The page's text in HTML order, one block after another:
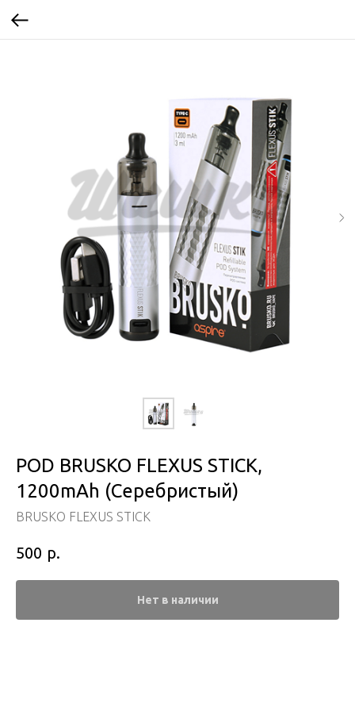
POD BRUSKO FLEXUS STICK,
1200mAh (Серебристый)
BRUSKO FLEXUS STICK
500 р.
Нет в наличии